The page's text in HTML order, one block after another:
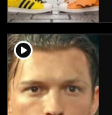
player2